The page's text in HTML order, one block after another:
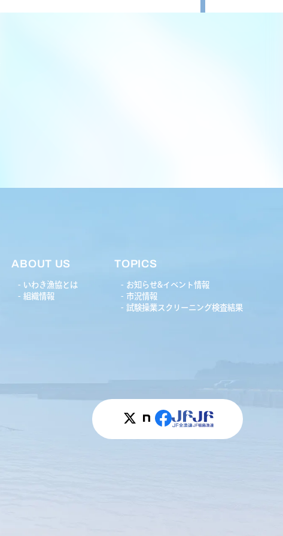
ABOUT US
いわき漁協とは
組織情報
TOPICS
お知らせ&イベント情報
市況情報
試験操業スクリーニング検査結果